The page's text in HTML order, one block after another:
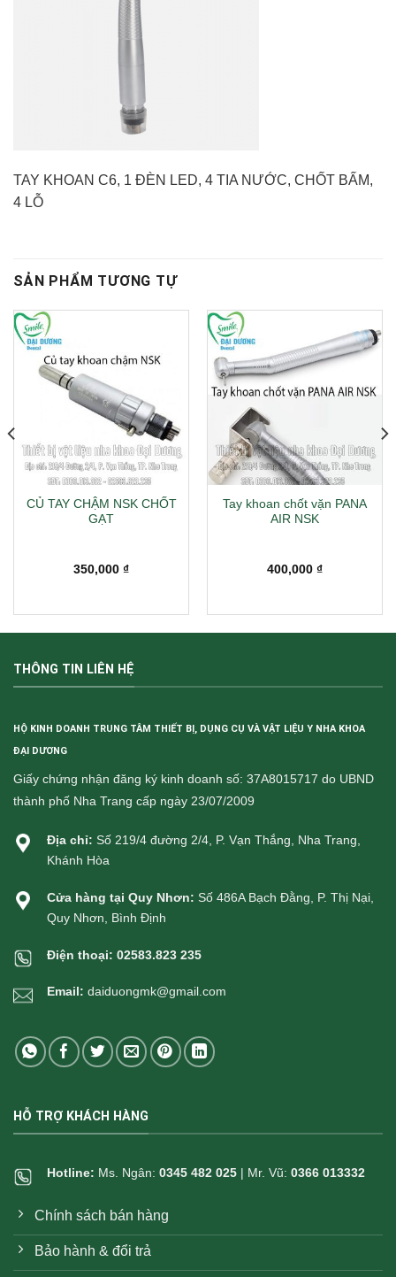
TAY KHOAN C6, 1 ĐÈN LED, 4 TIA NƯỚC, CHỐT BẤM,
4 LỖ
SẢN PHẨM TƯƠNG TỰ
CỦ TAY CHẬM NSK CHỐT
GẠT
350,000 ₫
Tay khoan chốt vặn PANA
AIR NSK
400,000 ₫
THÔNG TIN LIÊN HỆ
HỘ KINH DOANH TRUNG TÂM THIẾT BỊ, DỤNG CỤ VÀ VẬT LIỆU Y NHA KHOA
ĐẠI DƯƠNG
Giấy chứng nhận đăng ký kinh doanh số: 37A8015717 do UBND
thành phố Nha Trang cấp ngày 23/07/2009
Địa chỉ: Số 219/4 đường 2/4, P. Vạn Thắng, Nha Trang,
Khánh Hòa
Cửa hàng tại Quy Nhơn: Số 486A Bạch Đằng, P. Thị Nại,
Quy Nhơn, Bình Định
Điện thoại: 02583.823 235
Email: daiduongmk@gmail.com
HỖ TRỢ KHÁCH HÀNG
Hotline: Ms. Ngân: 0345 482 025 | Mr. Vũ: 0366 013332
Chính sách bán hàng
Bảo hành & đổi trả